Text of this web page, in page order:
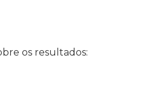
os resultados: